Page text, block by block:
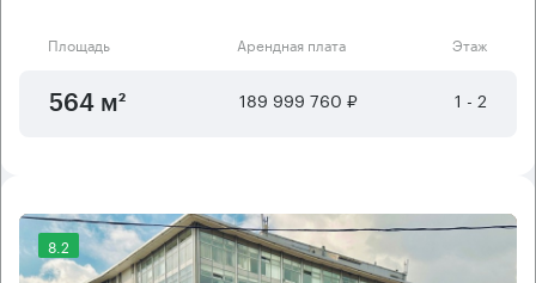
Площадь Арендная плата Этаж
564 м² 189 999 760 ₽ 1 - 2
8.2